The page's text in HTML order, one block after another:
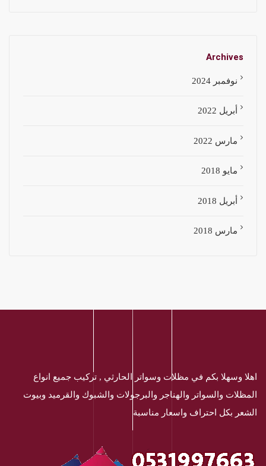
Archives
نوفمبر 2024
أبريل 2022
مارس 2022
مايو 2018
أبريل 2018
مارس 2018
اهلا وسهلا بكم في مظلات وسواتر الحارثي , تركيب جميع انواع
المظلات والسواتر والهناجر والبرجولات والشبوك والقرميد وبيوت
الشعر بكل احتراف واسعار مناسبة